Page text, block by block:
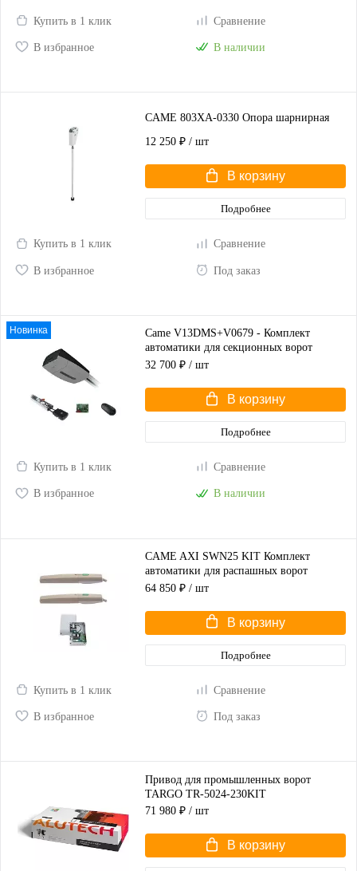
Купить в 1 клик Сравнение
В избранное В наличии
CAME 803XA-0330 Опора шарнирная
12 250 ₽ / шт
В корзину
Подробнее
Купить в 1 клик Сравнение
В избранное Под заказ
Новинка
Came V13DMS+V0679 - Комплект
автоматики для секционных ворот
высотой до 2,25 м
32 700 ₽ / шт
В корзину
Подробнее
Купить в 1 клик Сравнение
В избранное В наличии
CAME AXI SWN25 KIT Комплект
автоматики для распашных ворот
(корпус серый)
64 850 ₽ / шт
В корзину
Подробнее
Купить в 1 клик Сравнение
В избранное Под заказ
Привод для промышленных ворот
TARGO TR-5024-230KIT
71 980 ₽ / шт
В корзину